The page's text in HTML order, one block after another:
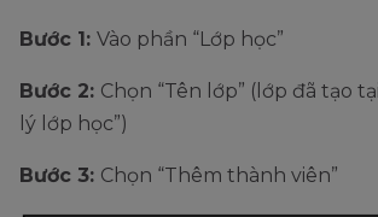
Bước 1: Vào phần “Lớp học”
Bước 2: Chọn “Tên lớp” (lớp đã tạo
lý lớp học”)
Bước 3: Chọn “Thêm thành viên”